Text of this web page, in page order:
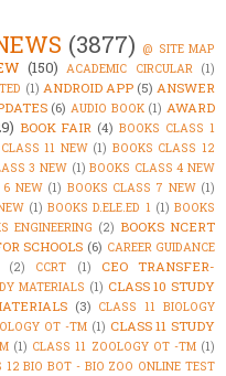
(3877) @ SITE MAP
(150) ACADEMIC CIRCULAR (1)
(1) ANDROID APP (5) ANSWER
(6) AUDIO BOOK (1) AWARD
BOOK FAIR (4) BOOKS CLASS 1
11 NEW (1) BOOKS CLASS 12
3 NEW (1) BOOKS CLASS 4 NEW
6 NEW (1) BOOKS CLASS 7 NEW (1)
(1) BOOKS D.ELE.ED 1 (1) BOOKS
ENGINEERING (2) BOOKS NCERT
SCHOOLS (6) CAREER GUIDANCE
(2) CCRT (1)
CEO TRANSFER-
MATERIALS (1) CLASS 10 STUDY
(3) CLASS 11 BIOLOGY
OT -TM (1) CLASS 11 STUDY
(1) CLASS 11 ZOOLOGY OT -TM (1)
12 BIO BOT - BIO ZOO ONLINE TEST